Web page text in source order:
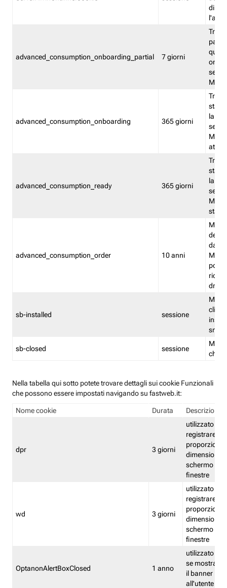
advanced_consumption_onboarding_partial 7 giorni
advanced_consumption_onboarding 365 giorni
stata
la
advanced_consumption_ready 365 giorni
stata
la
stato
advanced_consumption_order 10 anni
delle
sb-installed sessione
sb-closed sessione
Nella tabella qui sotto potete trovare dettagli sui cookie Funzionali
che possono essere impostati navigando su fastweb.it:
Nome cookie Durata Descrizione
dpr 3 giorni
utilizzato per
registrare le
proporzioni
dimensioni
schermo e
finestre
wd 3 giorni
utilizzato per
registrare le
proporzioni
dimensioni
schermo e
finestre
OptanonAlertBoxClosed 1 anno
utilizzato per
se mostrare
il banner
all'utente